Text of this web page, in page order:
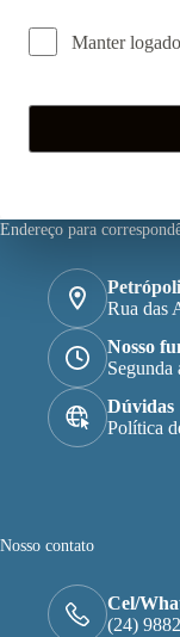
Manter logado
Endereço para
Rua das
Nosso
Segunda
Dúvidas
Política
Nosso contato
Cel/
(24)